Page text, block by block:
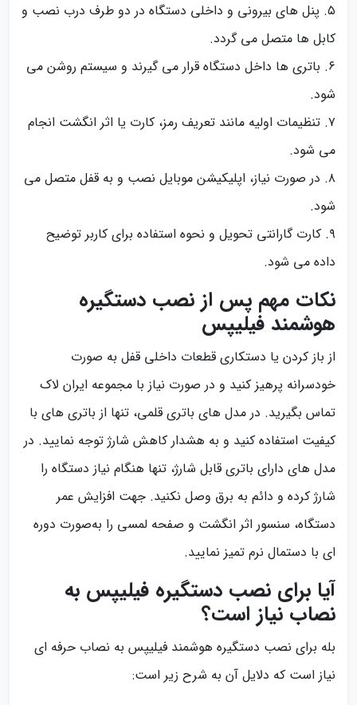
۵. پنل های بیرونی و داخلی دستگاه در دو طرف درب نصب و
کابل ها متصل می گردد.
۶. باتری ها داخل دستگاه قرار می گیرند و سیستم روشن می
شود.
۷. تنظیمات اولیه مانند تعریف رمز، کارت یا اثر انگشت انجام
می شود.
۸. در صورت نیاز، اپلیکیشن موبایل نصب و به قفل متصل می
شود.
۹. کارت گارانتی تحویل و نحوه استفاده برای کاربر توضیح
داده می شود.
نکات مهم پس از نصب دستگیره
هوشمند فیلیپس
از باز کردن یا دستکاری قطعات داخلی قفل به صورت
خودسرانه پرهیز کنید و در صورت نیاز با مجموعه ایران لاک
تماس بگیرید. در مدل های باتری قلمی، تنها از باتری های با
کیفیت استفاده کنید و به هشدار کاهش شارژ توجه نمایید. در
مدل های دارای باتری قابل شارژ، تنها هنگام نیاز دستگاه را
شارژ کرده و دائم به برق وصل نکنید. جهت افزایش عمر
دستگاه، سنسور اثر انگشت و صفحه لمسی را به‌صورت دوره
ای با دستمال نرم تمیز نمایید.
آیا برای نصب دستگیره فیلیپس به
نصاب نیاز است؟
بله برای نصب دستگیره هوشمند فیلیپس به نصاب حرفه ای
نیاز است که دلایل آن به شرح زیر است: